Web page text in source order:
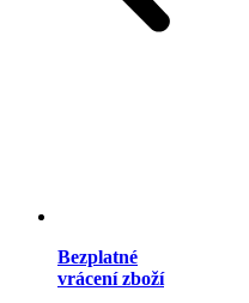
Bezplatné
vrácení zboží